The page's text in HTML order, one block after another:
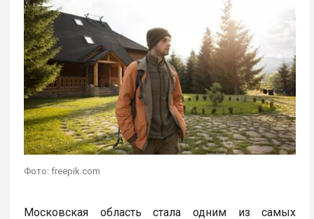
Фото: freepik.com
Московская область стала одним из самых